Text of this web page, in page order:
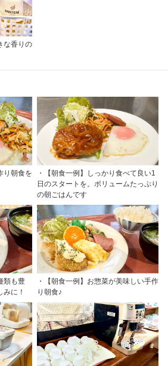
な香りの
り朝食を
・【朝食一例】しっかり食べて良い1
日のスタートを。ボリュームたっぷり
の朝ごはんです
類も豊
に！
・【朝食一例】お惣菜が美味しい手作
り朝食♪